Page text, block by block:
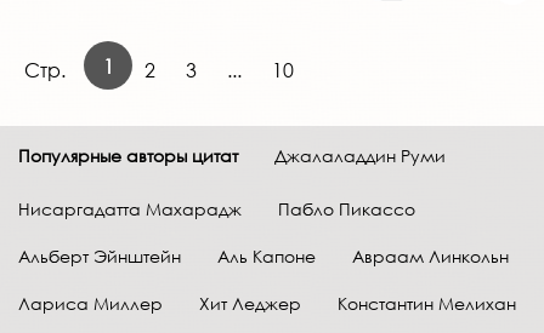
Стр. 1 2 3 ... 10
Популярные авторы цитат Джалаладдин Руми
Нисаргадатта Махарадж Пабло Пикассо
Альберт Эйнштейн Аль Капоне Авраам Линкольн
Лариса Миллер Хит Леджер Константин Мелихан